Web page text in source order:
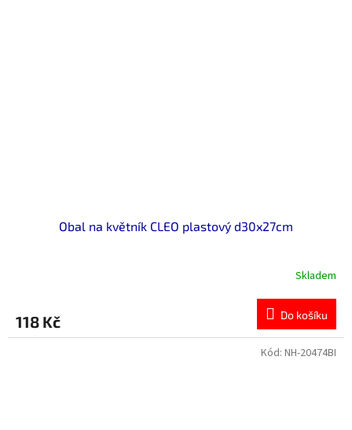
Obal na květník CLEO plastový d30x27cm
Skladem
118 Kč Do košíku
Kód: NH-20474BI